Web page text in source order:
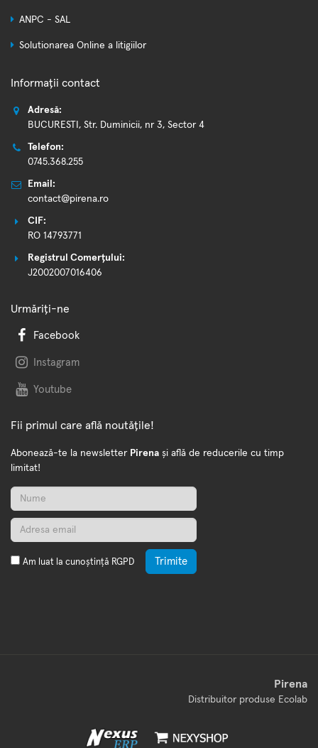
ANPC - SAL
Solutionarea Online a litigiilor
Informații contact
Adresă:
BUCURESTI, Str. Duminicii, nr 3, Sector 4
Telefon:
0745.368.255
Email:
contact@pirena.ro
CIF:
RO 14793771
Registrul Comerțului:
J2002007016406
Urmăriți-ne
Facebook
Instagram
Youtube
Fii primul care află noutățile!
Abonează-te la newsletter Pirena și află de reducerile cu timp
limitat!
Am luat la cunoștință RGPD Trimite
Pirena
Distribuitor produse Ecolab